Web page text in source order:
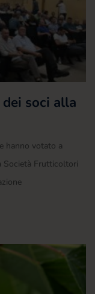
soci alla
hanno votato a
Società Frutticoltori